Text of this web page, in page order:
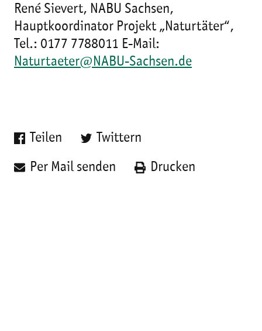
René Sievert, NABU Sachsen,
Hauptkoordinator Projekt „Naturtäter“,
Tel.: 0177 7788011 E-Mail:
Naturtaeter@NABU-Sachsen.de
Teilen Twittern
Per Mail senden Drucken